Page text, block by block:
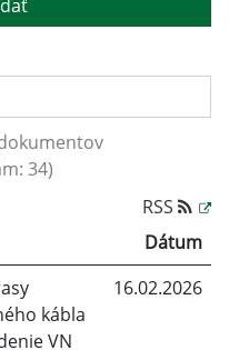
34)
RSS
Dátum
kábla
VN
16.02.2026